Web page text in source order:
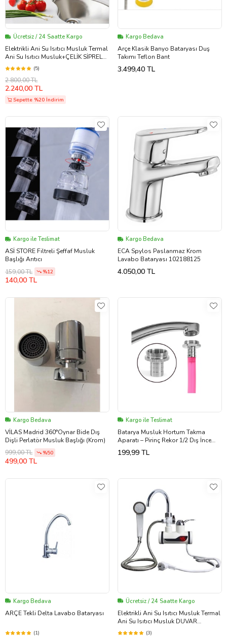
Ücretsiz / 24 Saatte Kargo
Elektrikli Ani Su Isıtıcı Musluk Termal
Ani Su Isıtıcı Musluk+ÇELİK SİPREL
BAŞLIK HEDİYELİ.(LAVOBA)
(5)
2.800,00 TL
2.240,00 TL
Sepette %20 İndirim
Kargo Bedava
Arçe Klasik Banyo Bataryası Duş
Takımı Teflon Bant
3.499,40 TL
Kargo ile Teslimat
ASİ STORE Filtreli Şeffaf Musluk
Başlığı Arıtıcı
159,00 TL
%12
140,00 TL
Kargo Bedava
ECA Spylos Paslanmaz Krom
Lavabo Bataryası 102188125
4.050,00 TL
Kargo Bedava
VİLAS Madrid 360°Oynar Bide Dış
Dişli Perlatör Musluk Başlığı (Krom)
999,00 TL
%50
499,00 TL
Kargo ile Teslimat
Batarya Musluk Hortum Takma
Aparatı – Pirinç Rekor 1/2 Dış İnce
Dişli Hortum Bağlantı Parçası
199,99 TL
Kargo Bedava
ARÇE Tekli Delta Lavabo Bataryası
(1)
Ücretsiz / 24 Saatte Kargo
Elektrikli Ani Su Isıtıcı Musluk Termal
Ani Su Isıtıcı Musluk DUVAR
GİRİŞ.DUŞ SETLİ
(3)